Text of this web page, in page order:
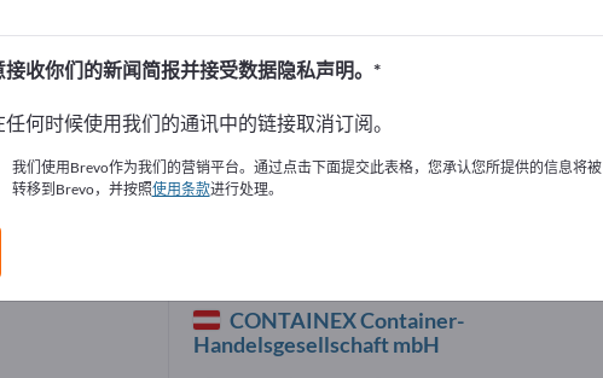
與產品資訊。
訊
务 供應商 (233)
CONTAINEX Container-
Handelsgesellschaft mbH
收你们的新闻简报并接受数据隐私声明。
何时候使用我们的通讯中的链接取消订阅。
我们使用Brevo作为我们的营销平台。通过点击下面提交此表格，您承认您所提供的信息将被
转移到Brevo，并按照使用条款进行处理。